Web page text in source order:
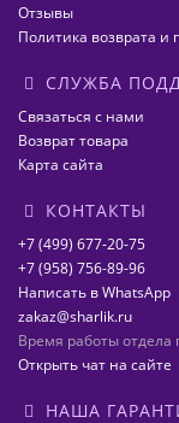
Отзывы
Политика возврата и
СЛУЖБА
Связаться с нами
Возврат товара
Карта сайта
КОНТАКТЫ
+7 (499) 677-20-75
+7 (958) 756-89-96
Написать в WhatsApp
zakaz@sharlik.ru
Время работы
Открыть чат на сайте
НАША